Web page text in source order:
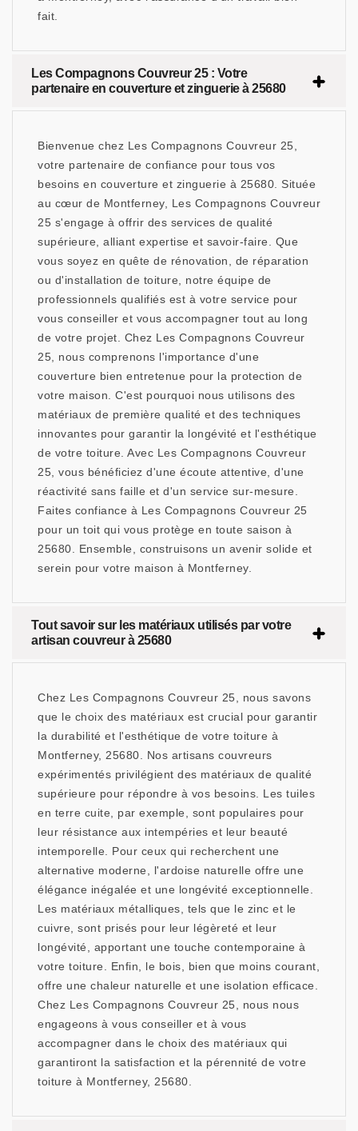
fait.
Les Compagnons Couvreur 25 : Votre
partenaire en couverture et zinguerie à 25680
Bienvenue chez Les Compagnons Couvreur 25,
votre partenaire de confiance pour tous vos
besoins en couverture et zinguerie à 25680. Située
au cœur de Montferney, Les Compagnons Couvreur
25 s'engage à offrir des services de qualité
supérieure, alliant expertise et savoir-faire. Que
vous soyez en quête de rénovation, de réparation
ou d'installation de toiture, notre équipe de
professionnels qualifiés est à votre service pour
vous conseiller et vous accompagner tout au long
de votre projet. Chez Les Compagnons Couvreur
25, nous comprenons l'importance d'une
couverture bien entretenue pour la protection de
votre maison. C'est pourquoi nous utilisons des
matériaux de première qualité et des techniques
innovantes pour garantir la longévité et l'esthétique
de votre toiture. Avec Les Compagnons Couvreur
25, vous bénéficiez d'une écoute attentive, d'une
réactivité sans faille et d'un service sur-mesure.
Faites confiance à Les Compagnons Couvreur 25
pour un toit qui vous protège en toute saison à
25680. Ensemble, construisons un avenir solide et
serein pour votre maison à Montferney.
Tout savoir sur les matériaux utilisés par votre
artisan couvreur à 25680
Chez Les Compagnons Couvreur 25, nous savons
que le choix des matériaux est crucial pour garantir
la durabilité et l'esthétique de votre toiture à
Montferney, 25680. Nos artisans couvreurs
expérimentés privilégient des matériaux de qualité
supérieure pour répondre à vos besoins. Les tuiles
en terre cuite, par exemple, sont populaires pour
leur résistance aux intempéries et leur beauté
intemporelle. Pour ceux qui recherchent une
alternative moderne, l'ardoise naturelle offre une
élégance inégalée et une longévité exceptionnelle.
Les matériaux métalliques, tels que le zinc et le
cuivre, sont prisés pour leur légèreté et leur
longévité, apportant une touche contemporaine à
votre toiture. Enfin, le bois, bien que moins courant,
offre une chaleur naturelle et une isolation efficace.
Chez Les Compagnons Couvreur 25, nous nous
engageons à vous conseiller et à vous
accompagner dans le choix des matériaux qui
garantiront la satisfaction et la pérennité de votre
toiture à Montferney, 25680.